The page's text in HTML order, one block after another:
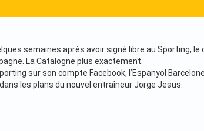
semaines après avoir signé libre au Sporting,
La Catalogne plus exactement.
sur son compte Facebook, l’Espanyol
les plans du nouvel entraîneur Jorge Jesus.